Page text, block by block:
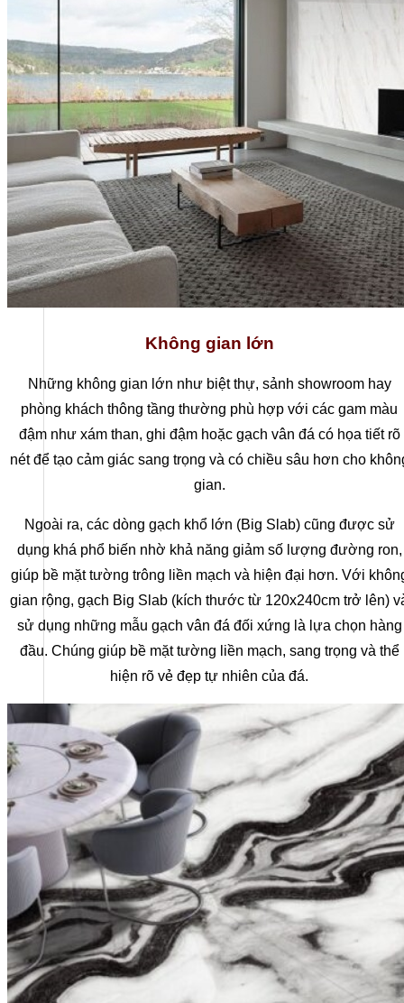
Không gian lớn
Những không gian lớn như biệt thự, sảnh showroom hay
phòng khách thông tầng thường phù hợp với các gam màu
đậm như xám than, ghi đậm hoặc gạch vân đá có họa tiết rõ
nét để tạo cảm giác sang trọng và có chiều sâu hơn cho
gian.
Ngoài ra, các dòng gạch khổ lớn (Big Slab) cũng được sử
dụng khá phổ biến nhờ khả năng giảm số lượng đường ron,
giúp bề mặt tường trông liền mạch và hiện đại hơn. Với
gian rộng, gạch Big Slab (kích thước từ 120x240cm trở lên)
sử dụng những mẫu gạch vân đá đối xứng là lựa chọn hàng
đầu. Chúng giúp bề mặt tường liền mạch, sang trọng và thể
hiện rõ vẻ đẹp tự nhiên của đá.